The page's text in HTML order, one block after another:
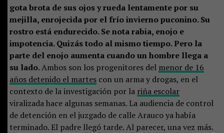
gota brota de sus ojos y rueda lentamente por su
mejilla, enrojecida por el frío invierno puconino. Su
rostro está endurecido. Se nota rabia, enojo e
impotencia. Quizás todo al mismo tiempo. Pero la
parte del enojo aumenta cuando un hombre llega a
su lado.Ambos son los progenitores del menor de 16
años detenido el martescon un arma y drogas, en el
contexto de la investigación por la riña escolar
viralizada hace algunas semanas. La audiencia de control
de detención en el juzgado de calle Arauco ya había
terminado. El padre llegó tarde. Al parecer, una vez más.